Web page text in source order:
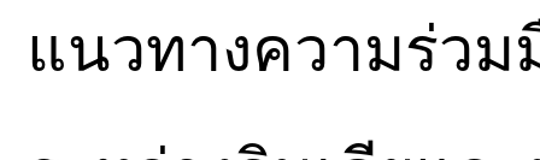
แนวทางความร่วม